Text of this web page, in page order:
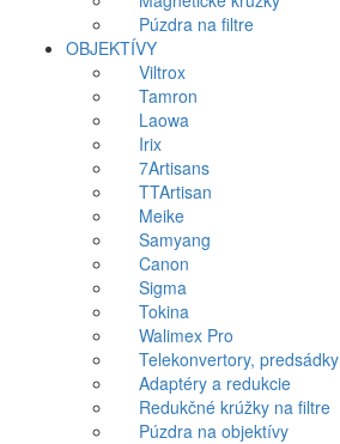
Púzdra na filtre
OBJEKTÍVY
Viltrox
Tamron
Laowa
Irix
7Artisans
TTArtisan
Meike
Samyang
Canon
Sigma
Tokina
Walimex Pro
Telekonvertory, predsádky
Adaptéry a redukcie
Redukčné krúžky na filtre
Púzdra na objektívy